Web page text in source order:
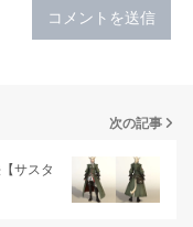
次の記事
サスタ